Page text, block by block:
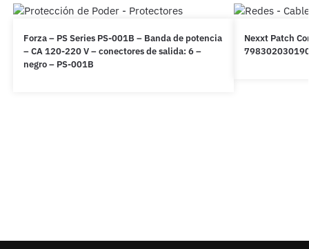
Forza – PS Series PS-001B – Banda de potencia
– CA 120-220 V – conectores de salida: 6 –
negro – PS-001B
Nexxt Patch